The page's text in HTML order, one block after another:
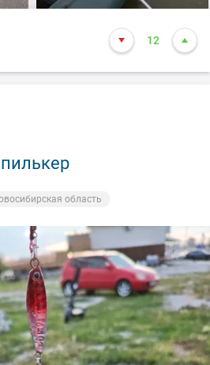
12
область